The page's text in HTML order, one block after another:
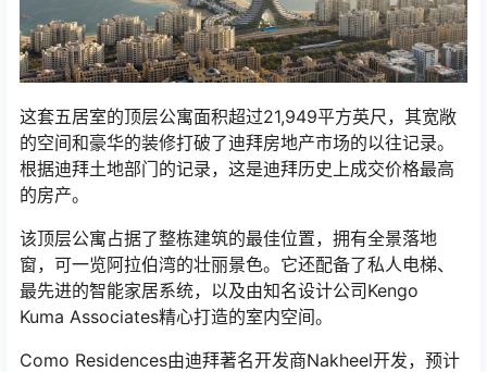
这套五居室的顶层公寓面积超过21,949平方英尺，其宽敞
的空间和豪华的装修打破了迪拜房地产市场的以往记录。
根据迪拜土地部门的记录，这是迪拜历史上成交价格最高
的房产。
该顶层公寓占据了整栋建筑的最佳位置，拥有全景落地
窗，可一览阿拉伯湾的壮丽景色。它还配备了私人电梯、
最先进的智能家居系统，以及由知名设计公司Kengo
Kuma Associates精心打造的室内空间。
Como Residences由迪拜著名开发商Nakheel开发，预计